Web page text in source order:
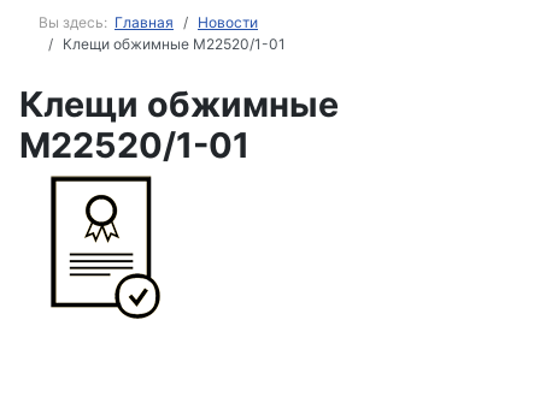
Вы здесь: Главная
Новости
Клещи обжимные М22520/1-01
Клещи обжимные
М22520/1-01